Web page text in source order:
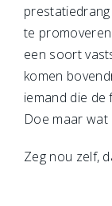
te
een soort
komen
iemand die de
Doe maar wat
Zeg nou zelf,